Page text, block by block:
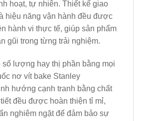
hoạt, tự nhiên. Thiết kế giao
hiệu năng vận hành đều được
hành vi thực tế, giúp sản phẩm
gũi trong từng trải nghiệm.
số lượng hay thị phần bằng mọi
nơ vít bake Stanley
hướng cạnh tranh bằng chất
đều được hoàn thiện tỉ mỉ,
nghiêm ngặt để đảm bảo sự